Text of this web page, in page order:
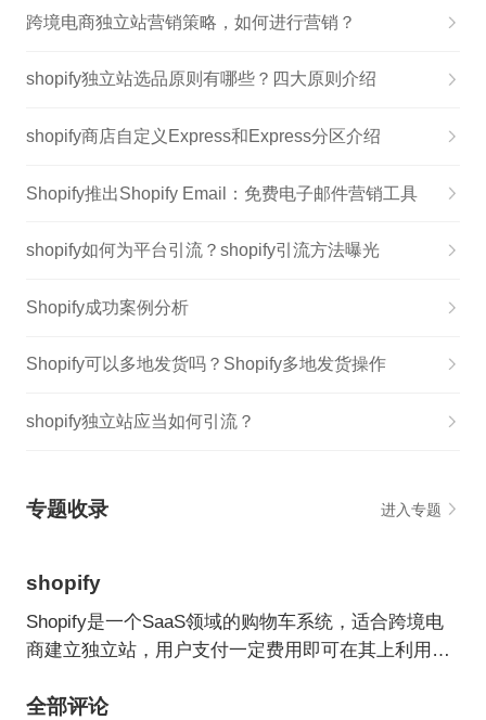
跨境电商独立站营销策略，如何进行营销？
shopify独立站选品原则有哪些？四大原则介绍
shopify商店自定义Express和Express分区介绍
Shopify推出Shopify Email：免费电子邮件营销工具
shopify如何为平台引流？shopify引流方法曝光
Shopify成功案例分析
Shopify可以多地发货吗？Shopify多地发货操作
shopify独立站应当如何引流？
专题收录 进入专题
shopify
Shopify是一个SaaS领域的购物车系统，适合跨境电
商建立独立站，用户支付一定费用即可在其上利用各
全部评论